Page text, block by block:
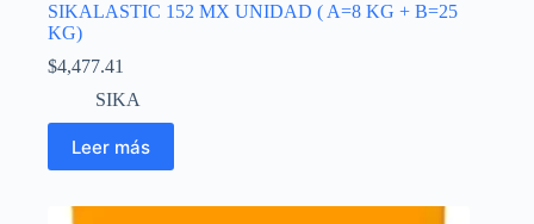
SIKALASTIC 152 MX UNIDAD ( A=8 KG + B=25
KG)
$4,477.41
SIKA
Leer más